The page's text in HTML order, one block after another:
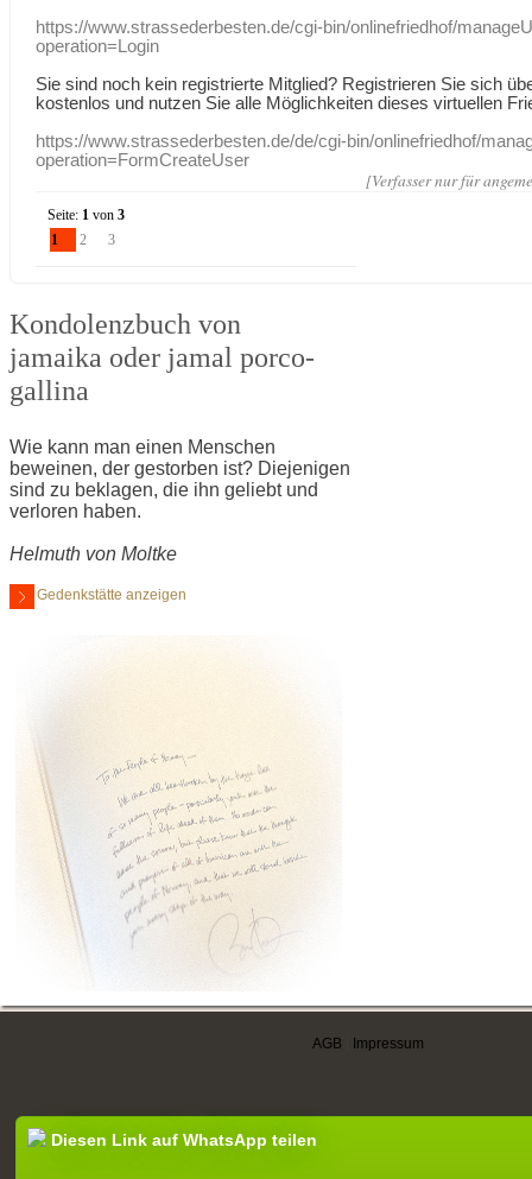
https://www.strassederbesten.de/cgi-bin/onlinefriedhof/
operation=Login
Sie sind noch kein registrierte Mitglied? Registrieren Sie sich
kostenlos und nutzen Sie alle Möglichkeiten dieses virtuellen
https://www.strassederbesten.de/de/cgi-bin/onlinefriedhof/
operation=FormCreateUser
[Verfasser nur für
Seite: 1 von3
1
2 3
Kondolenzbuch von
jamaika oder jamal porco-
gallina
Wie kann man einen Menschen
beweinen, der gestorben ist? Diejenigen
sind zu beklagen, die ihn geliebt und
verloren haben.
Helmuth von Moltke
Gedenkstätte anzeigen
AGB Impressum
Diesen Link auf WhatsApp teilen